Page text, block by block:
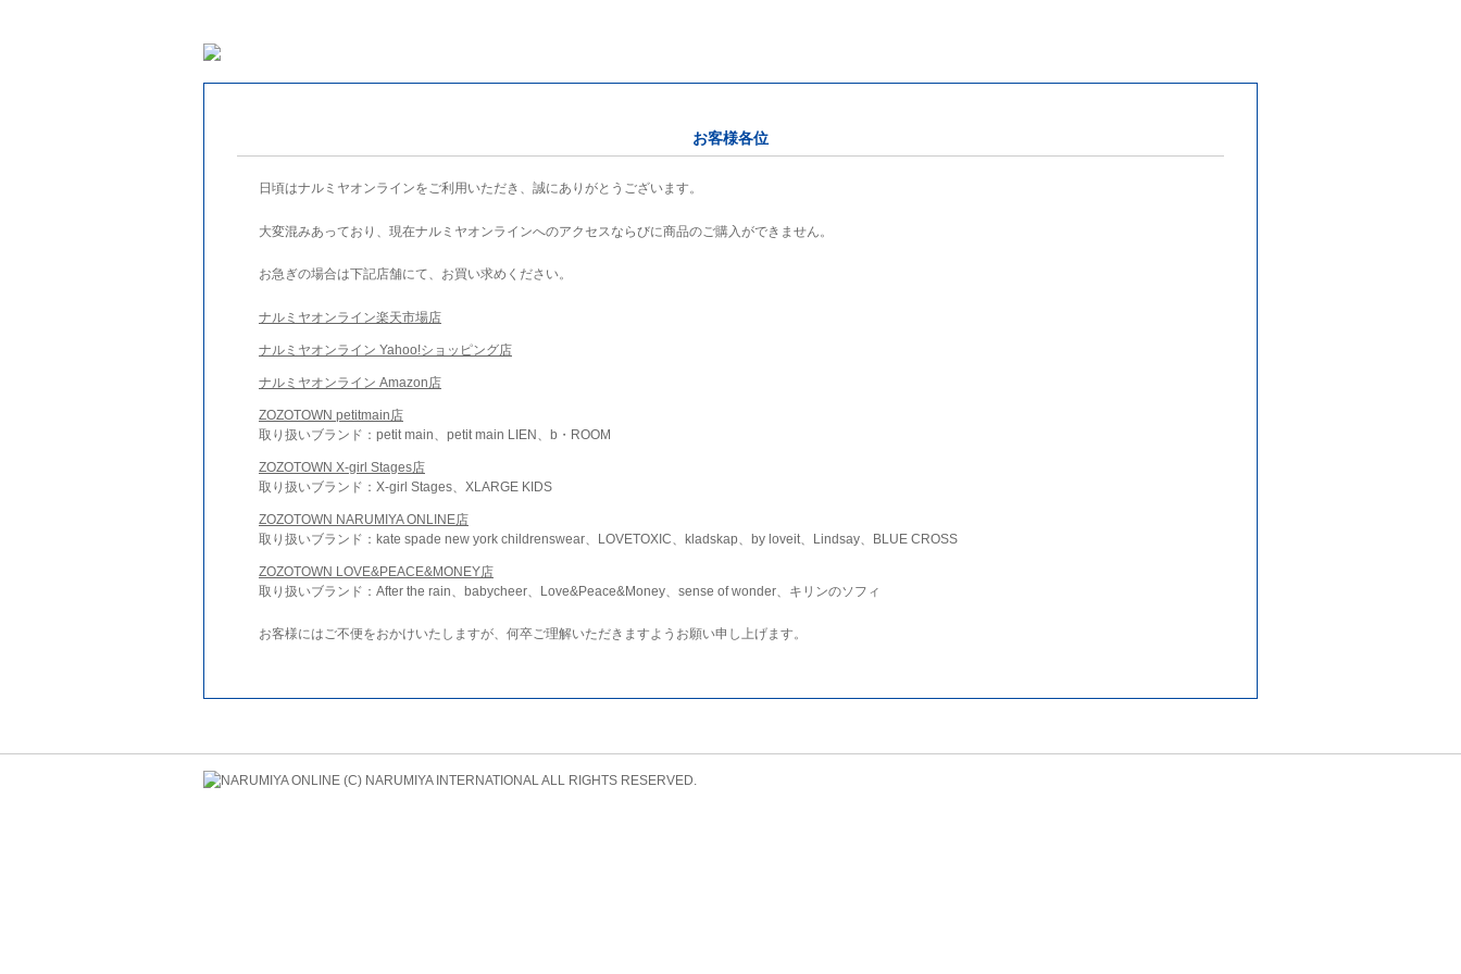
お客様各位
日頃はナルミヤオンラインをご利用いただき、誠にありがとうございます。
大変混みあっており、現在ナルミヤオンラインへのアクセスならびに商品のご購入ができません。
お急ぎの場合は下記店舗にて、お買い求めください。
ナルミヤオンライン楽天市場店
ナルミヤオンライン Yahoo!ショッピング店
ナルミヤオンライン Amazon店
ZOZOTOWN petitmain店
取り扱いブランド：petit main、petit main LIEN、b・ROOM
ZOZOTOWN X-girl Stages店
取り扱いブランド：X-girl Stages、XLARGE KIDS
ZOZOTOWN NARUMIYA ONLINE店
取り扱いブランド：kate spade new york childrenswear、LOVETOXIC、kladskap、by loveit、Lindsay、BLUE CROSS
ZOZOTOWN LOVE&PEACE&MONEY店
取り扱いブランド：After the rain、babycheer、Love&Peace&Money、sense of wonder、キリンのソフィ
お客様にはご不便をおかけいたしますが、何卒ご理解いただきますようお願い申し上げます。